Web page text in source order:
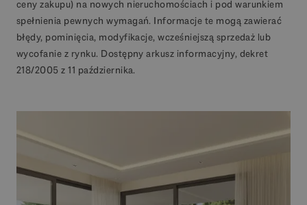
ceny zakupu) na nowych nieruchomościach i pod warunkiem
spełnienia pewnych wymagań. Informacje te mogą zawierać
błędy, pominięcia, modyfikacje, wcześniejszą sprzedaż lub
wycofanie z rynku. Dostępny arkusz informacyjny, dekret
218/2005 z 11 października.